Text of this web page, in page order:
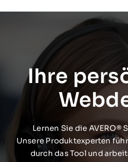
Ihre
Lernen Sie die AVERO®
Unsere Produktexperten
durch das Tool und